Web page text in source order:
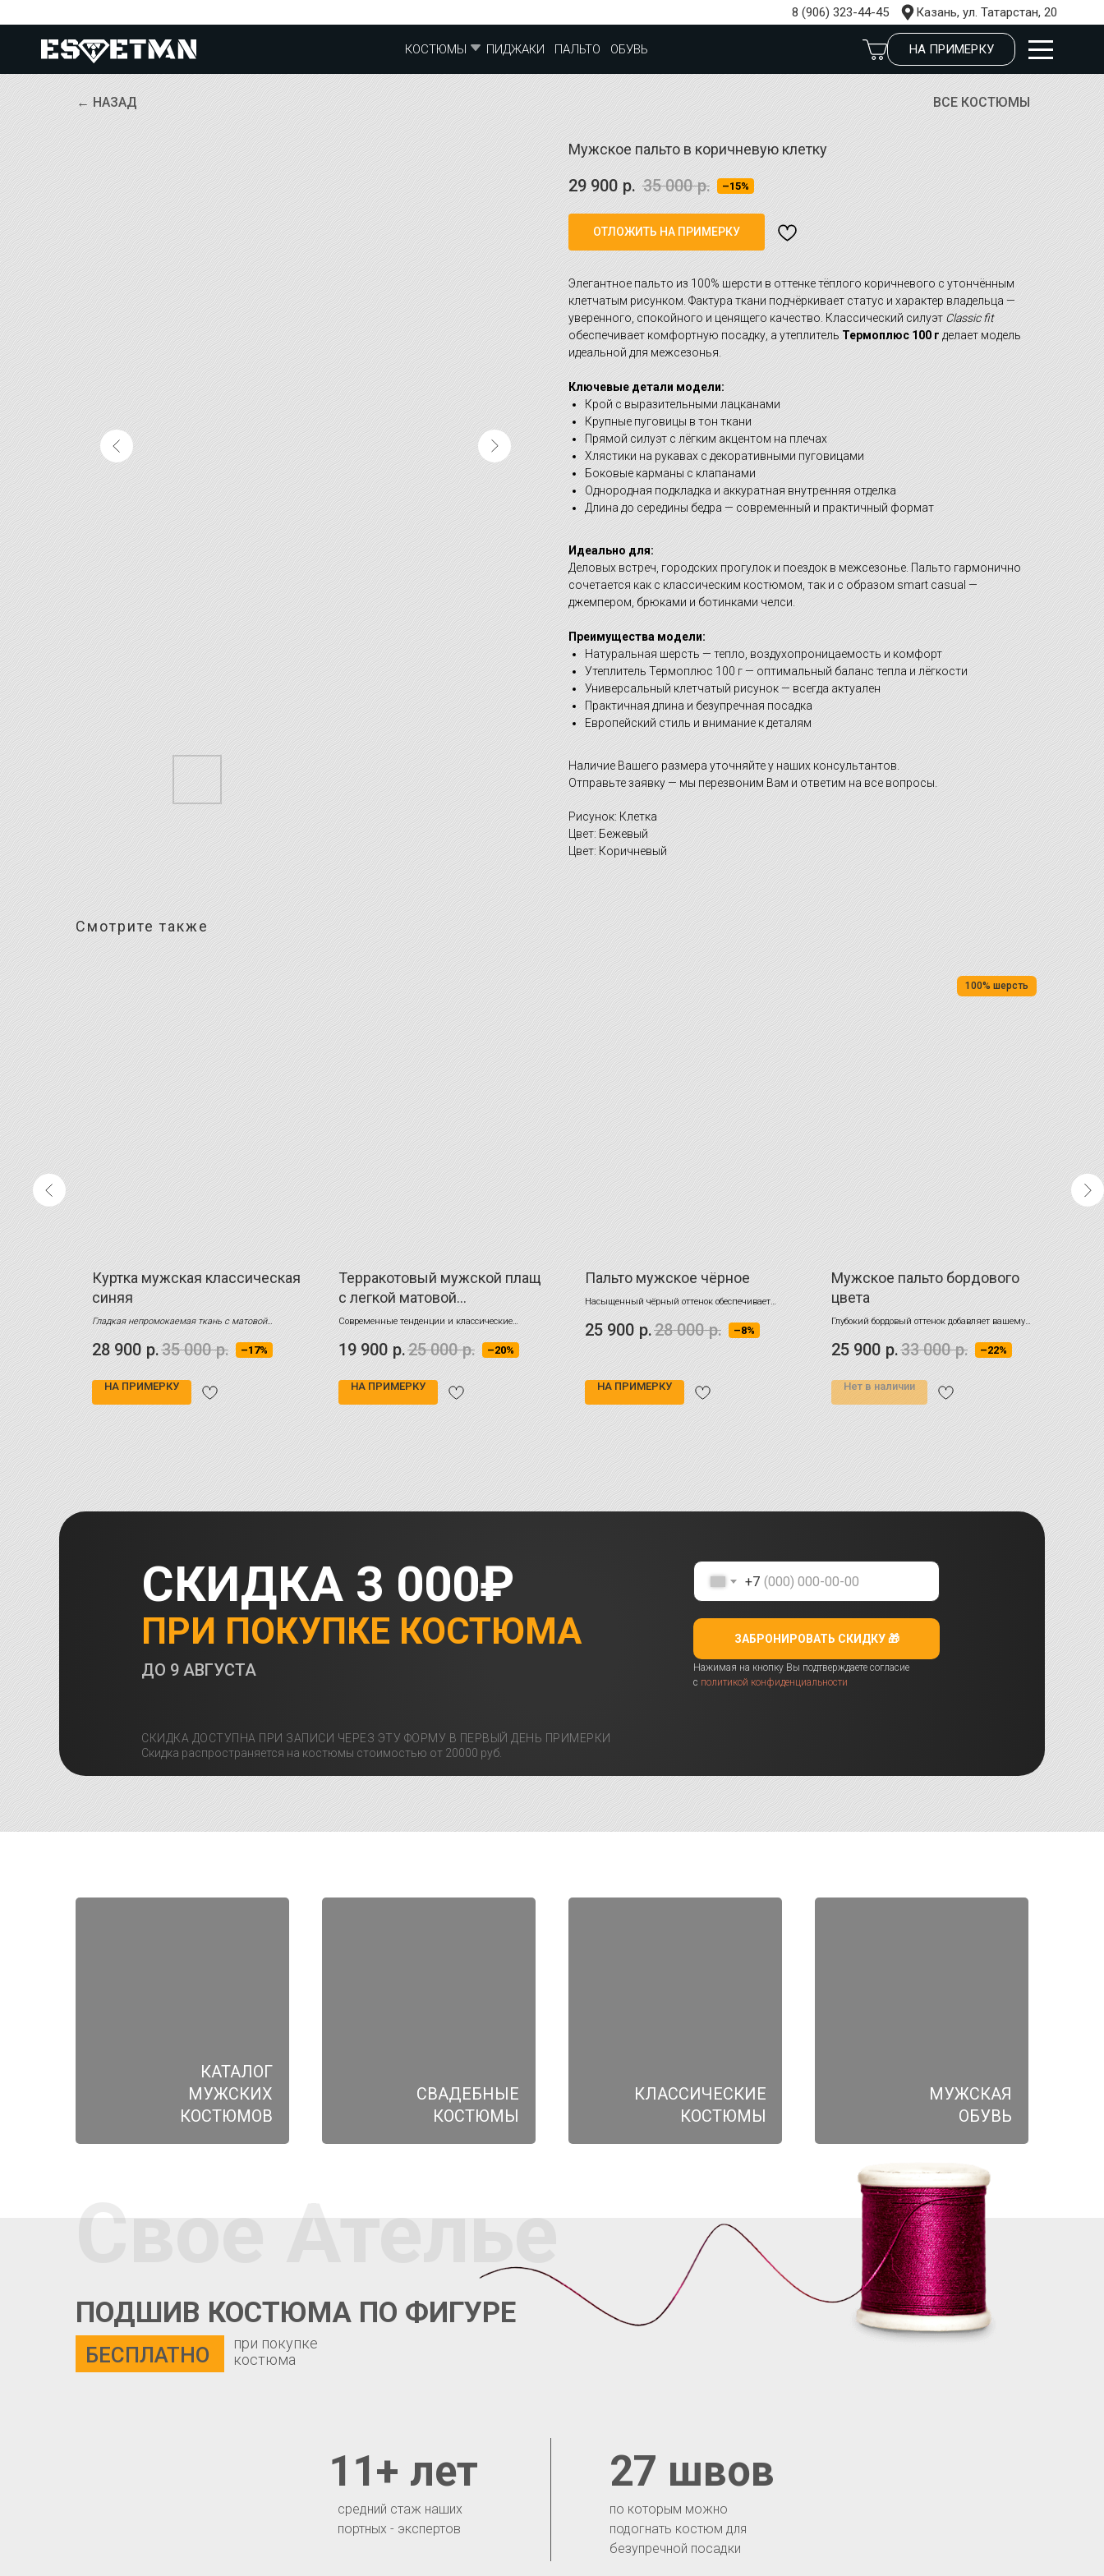
8 (906) 323-44-45 Казань, ул. Татарстан, 20
НА ПРИМЕРКУ
КОСТЮМЫ ПИДЖАКИ ПАЛЬТО ОБУВЬ
ВСЕ КОСТЮМЫ
← НАЗАД
Мужское пальто в коричневую клетку
29 900 р. 35 000 р. –15%
ОТЛОЖИТЬ НА ПРИМЕРКУ
Элегантное пальто из 100% шерсти в оттенке тёплого коричневого с утончённым
клетчатым рисунком. Фактура ткани подчёркивает статус и характер владельца —
уверенного, спокойного и ценящего качество. Классический силуэт Classic fit
обеспечивает комфортную посадку, а утеплитель Термоплюс 100 г делает модель
идеальной для межсезонья.
Ключевые детали модели:
Крой с выразительными лацканами
Крупные пуговицы в тон ткани
Прямой силуэт с лёгким акцентом на плечах
Хлястики на рукавах с декоративными пуговицами
Боковые карманы с клапанами
Однородная подкладка и аккуратная внутренняя отделка
Длина до середины бедра — современный и практичный формат
Идеально для:
Деловых встреч, городских прогулок и поездок в межсезонье. Пальто гармонично
сочетается как с классическим костюмом, так и с образом smart casual —
джемпером, брюками и ботинками челси.
Преимущества модели:
Натуральная шерсть — тепло, воздухопроницаемость и комфорт
Утеплитель Термоплюс 100 г — оптимальный баланс тепла и лёгкости
Универсальный клетчатый рисунок — всегда актуален
Практичная длина и безупречная посадка
Европейский стиль и внимание к деталям
Наличие Вашего размера уточняйте у наших консультантов.
Отправьте заявку — мы перезвоним Вам и ответим на все вопросы.
Рисунок: Клетка
Цвет: Бежевый
Цвет: Коричневый
Смотрите также
Куртка мужская классическая
синяя
Гладкая непромокаемая ткань с матовой
текстурой
, которая отлично защищает от влаги и
ветра
28 900 р.35 000 р. –17%
НА ПРИМЕРКУ
Терракотовый мужской плащ
с легкой матовой
поверхностью
Современные тенденции и классические
элементы
19 900 р.25 000 р. –20%
НА ПРИМЕРКУ
Пальто мужское чёрное
Насыщенный чёрный оттенок обеспечивает
строгую выразительность
25 900 р.28 000 р. –8%
НА ПРИМЕРКУ
100% шерсть
Мужское пальто бордового
цвета
Глубокий бордовый оттенок добавляет вашему
образу изысканность
25 900 р.33 000 р. –22%
Нет в наличии
29
ПРИ ПОКУПКЕ КОСТЮМА
СКИДКА 3 000₽
СКИДКА ДОСТУПНА ПРИ ЗАПИСИ ЧЕРЕЗ ЭТУ ФОРМУ В ПЕРВЫЙ ДЕНЬ ПРИМЕРКИ
Скидка распространяется на костюмы стоимостью от 20000 руб.
ДО 9 АВГУСТА
+7
ЗАБРОНИРОВАТЬ СКИДКУ 🎁
Нажимая на кнопку Вы подтверждаете согласие
с политикой конфиденциальности
КАТАЛОГ
МУЖСКИХ
КОСТЮМОВ
СВАДЕБНЫЕ
КОСТЮМЫ
КЛАССИЧЕСКИЕ
КОСТЮМЫ
МУЖСКАЯ
ОБУВЬ
Свое Ателье
ПОДШИВ КОСТЮМА ПО ФИГУРЕ
БЕСПЛАТНО
по которым можно
подогнать костюм для
безупречной посадки
27 швов
средний стаж наших
портных - экспертов
11+ лет
при покупке
костюма